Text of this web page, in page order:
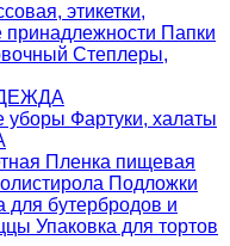
этикетки,
Папки
Степлеры,
уборы Фартуки, халаты
Пленка пищевая
Подложки
для бутербродов и
Упаковка для тортов